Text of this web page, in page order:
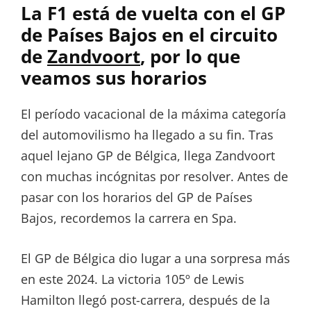
Paquet
La F1 está de vuelta con el GP
de Países Bajos en el circuito
deZandvoort, por lo que
veamos sus horarios
El período vacacional de la máxima categoría
del automovilismo ha llegado a su fin. Tras
aquel lejano GP de Bélgica, llega Zandvoort
con muchas incógnitas por resolver. Antes de
pasar con los horarios del GP de Países
Bajos, recordemos la carrera en Spa.
El GP de Bélgica dio lugar a una sorpresa más
en este 2024. La victoria 105º de Lewis
Hamilton llegó post-carrera, después de la